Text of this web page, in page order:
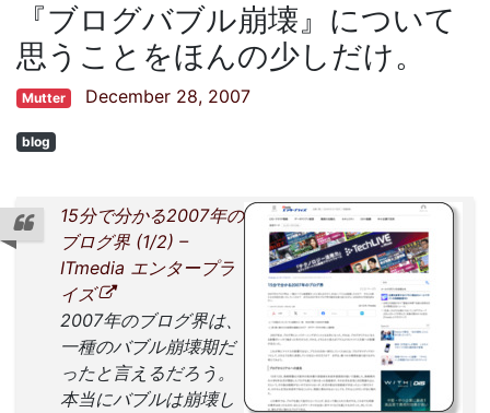
『ブログバブル崩壊』について
思うことをほんの少しだけ。
Mutter December 28, 2007
blog
15分で分かる2007年の
ブログ界 (1/2) –
ITmedia エンタープラ
イズ
2007年のブログ界は、
一種のバブル崩壊期だ
ったと言えるだろう。
本当にバブルは崩壊し